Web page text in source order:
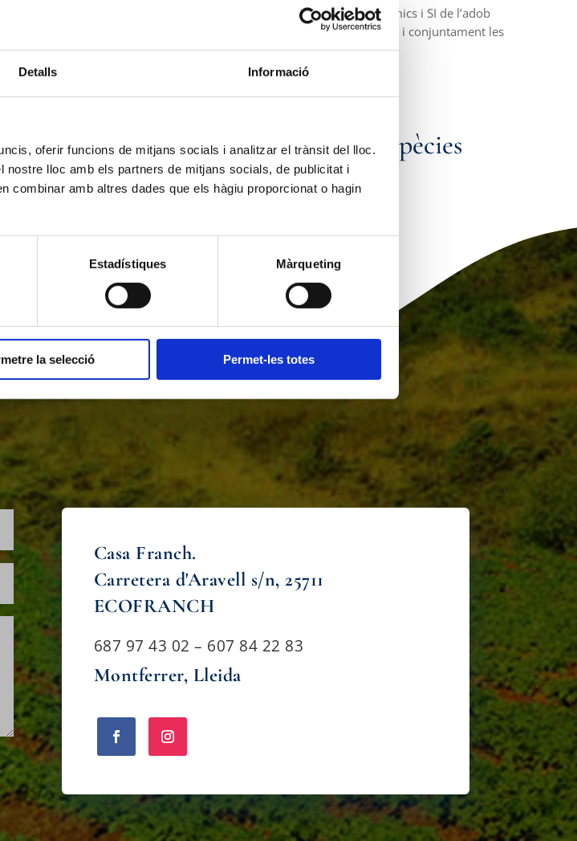
Detalls Informació
oferir funcions de mitjans socials i analitzar el trànsit del lloc.
lloc amb els partners de mitjans socials, de publicitat i
combinar amb altres dades que els hàgiu proporcionat o hagin
Estadístiques Màrqueting
la selecció Permet-les totes
En els nostres valors està la NO utilització de productes químics i SI de l’adob
orgànic en fem compost per alimentar els èssers vius del sòl i conjuntament les
plantes que hi sembrem.
Tenim cura d’unaflorarica d’espècies
vegetals iautòctona
Casa Franch.
Carretera d'Aravell s/n, 25711
ECOFRANCH
687 97 43 02 – 607 84 22 83
Montferrer, Lleida